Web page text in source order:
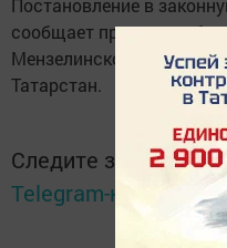
Постановление в
сообщает пресс-служба
Мензелинскому
Татарстан.
Следите за самым
Telegram-канале